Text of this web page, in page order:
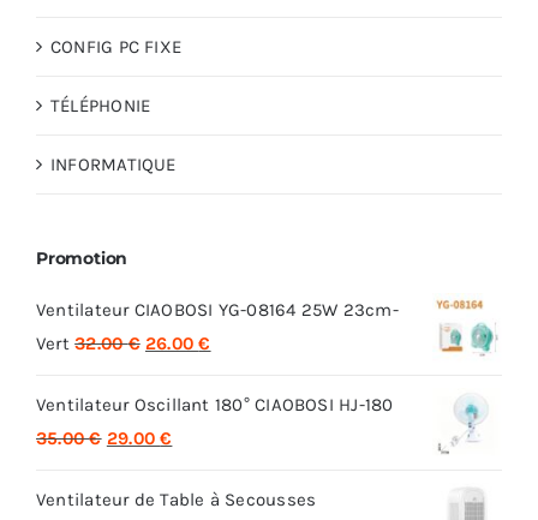
CONFIG PC FIXE
TÉLÉPHONIE
INFORMATIQUE
Promotion
Ventilateur CIAOBOSI YG-08164 25W 23cm-
Vert 32.00€ Le
initial
était :
26.00€
actuel
Ventilateur Oscillant 180° CIAOBOSI HJ-180
35.00€ Le
initial
29.00€
actuel
Ventilateur de Table à Secousses